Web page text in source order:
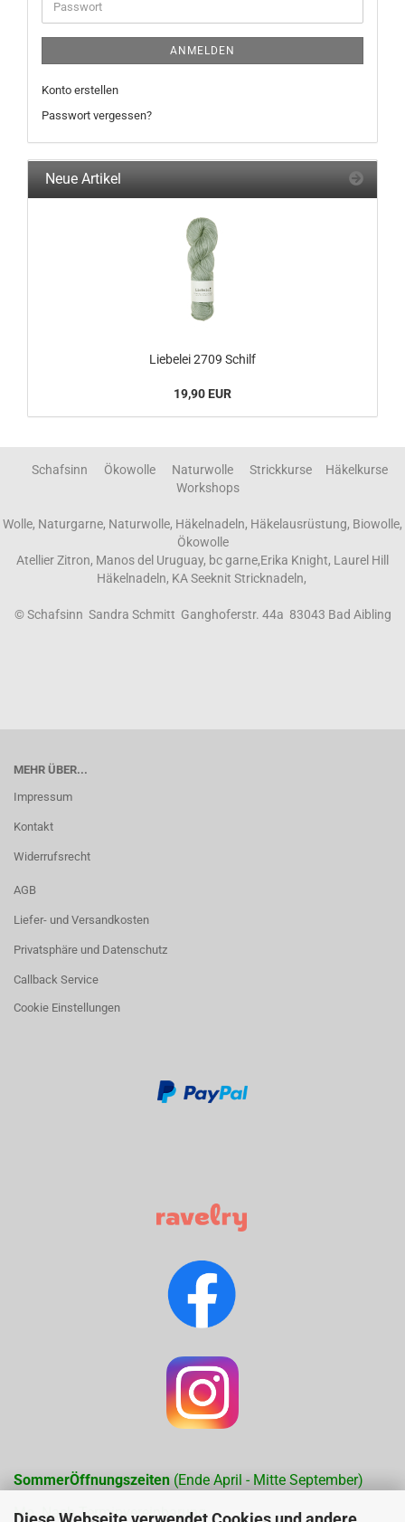
Passwort
ANMELDEN
Konto erstellen
Passwort vergessen?
Neue Artikel
Liebelei 2709 Schilf
19,90 EUR
Schafsinn Ökowolle Naturwolle Strickkurse Häkelkurse
Workshops
Wolle, Naturgarne, Naturwolle, Häkelnadeln, Häkelausrüstung, Biowolle,
Ökowolle
Atellier Zitron, Manos del Uruguay, bc garne,Erika Knight, Laurel Hill
Häkelnadeln, KA Seeknit Stricknadeln,
© Schafsinn Sandra Schmitt Ganghoferstr. 44a 83043 Bad Aibling
MEHR ÜBER...
Impressum
Kontakt
Widerrufsrecht
AGB
Liefer- und Versandkosten
Privatsphäre und Datenschutz
Callback Service
Cookie Einstellungen
SommerÖffnungszeiten (Ende April - Mitte September)
Mo. Nach Terminvereinbarung